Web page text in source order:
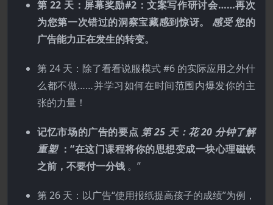
第 22 天：屏幕奖励#2：文案写作研讨会……再次
为您第一次错过的洞察宝藏感到惊讶。 感受您的
广告能力正在发生的转变。
第 24 天：除了看看说服模式 #6 的实际应用之外什
么都不做……并学习如何在时间范围内爆发你的主
张的力量！
记忆市场的广告的要点 第 25 天：花 20 分钟了解
重塑 ：“在这门课程将你的思想变成一块心理磁铁
之前，不要付一分钱 。”
第 26 天：以广告“使用报纸提高孩子的成绩”为例，